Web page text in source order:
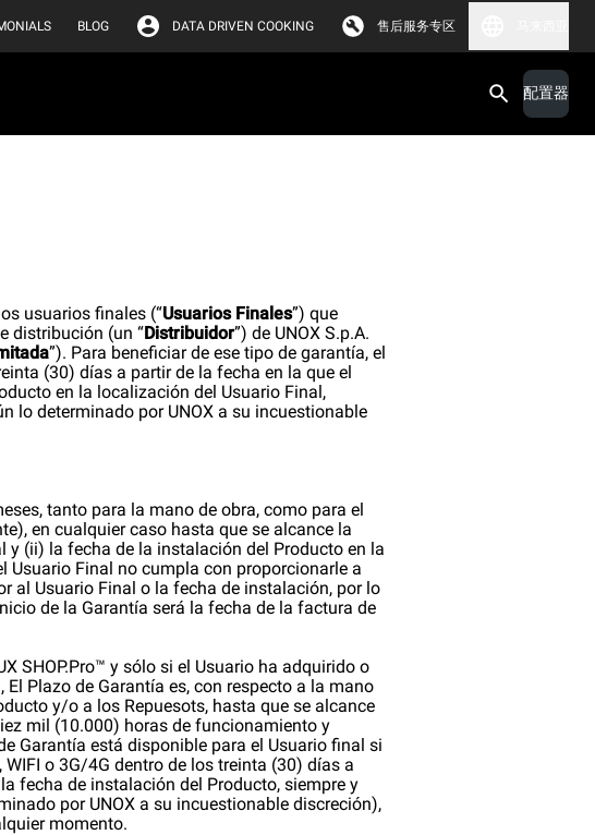
BLOG DATA DRIVEN COOKING 售后服务专区
配置器
usuarios finales (“Usuarios Finales”) que
distribución (un “Distribuidor”) de UNOX S.p.A.
”). Para beneficiar de ese tipo de garantía, el
(30) días a partir de la fecha en la que el
en la localización del Usuario Final,
lo determinado por UNOX a su incuestionable
tanto para la mano de obra, como para el
en cualquier caso hasta que se alcance la
(ii) la fecha de la instalación del Producto en la
Usuario Final no cumpla con proporcionarle a
al Usuario Final o la fecha de instalación, por lo
de la Garantía será la fecha de la factura de
SHOP.Pro™ y sólo si el Usuario ha adquirido o
El Plazo de Garantía es, con respecto a la mano
y/o a los Repuesots, hasta que se alcance
mil (10.000) horas de funcionamiento y
Garantía está disponible para el Usuario final si
o 3G/4G dentro de los treinta (30) días a
fecha de instalación del Producto, siempre y
por UNOX a su incuestionable discreción),
momento.